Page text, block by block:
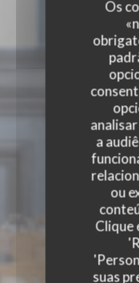
Os
a
ou
Clique
suas